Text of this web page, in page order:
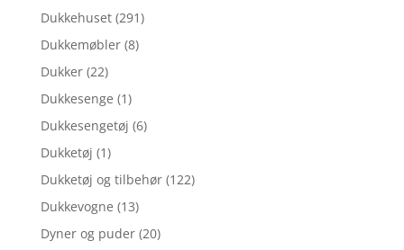
Dukkehuset (291)
Dukkemøbler (8)
Dukker (22)
Dukkesenge (1)
Dukkesengetøj (6)
Dukketøj (1)
Dukketøj og tilbehør (122)
Dukkevogne (13)
Dyner og puder (20)